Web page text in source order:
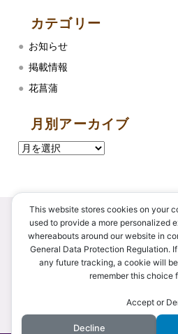
カテゴリー
お知らせ
掲載情報
花菖蒲
月別アーカイブ
〒034-0106
青森県十和田市大字深持
0176-27-2516
This website stores cookies on your
used to provide a more personalized
whereabouts around our website in
General Data Protection Regulation.
any future tracking, a cookie will
remember this choice
Accept or
Decline